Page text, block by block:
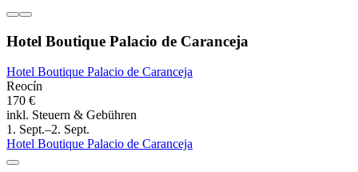
Hotel Boutique Palacio de Caranceja
Hotel Boutique Palacio de Caranceja
Reocín
170 €
inkl. Steuern & Gebühren
1. Sept.–2. Sept.
Hotel Boutique Palacio de Caranceja